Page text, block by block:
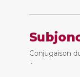
Conjugaison
...